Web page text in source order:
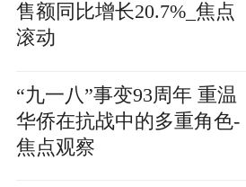
售额同比增长20.7%_焦点
滚动
“九一八”事变93周年 重温
华侨在抗战中的多重角色-
焦点观察